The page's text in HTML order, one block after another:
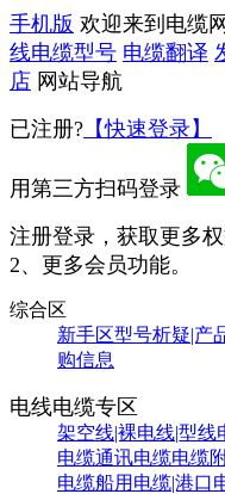
手机版 欢迎来到电缆网
线电缆型号 电缆翻译
店 网站导航
已注册? 【快速登录】
用第三方扫码登录
注册登录，获取更多权
2、更多会员功能。
综合区
新手区型号析疑|产
购信息
电线电缆专区
架空线|裸电线|型线
电缆通讯电缆电缆
电缆船用电缆|港口